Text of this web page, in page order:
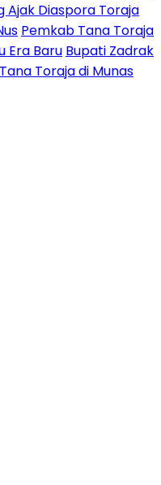
Ajak Diaspora Toraja
Pemkab Tana Toraja
Era Baru Bupati Zadrak
Toraja di Munas